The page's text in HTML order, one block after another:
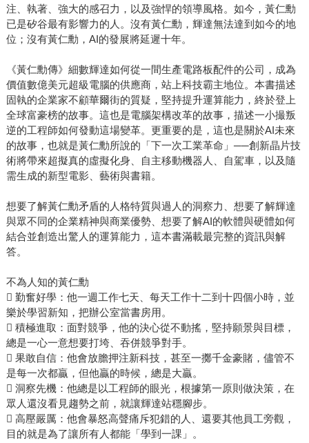
注、執著、強大的感召力，以及強悍的領導風格。如今，黃仁勳
已是矽谷最有影響力的人。沒有黃仁勳，輝達無法達到如今的地
位；沒有黃仁勳，AI的發展將延遲十年。
《黃仁勳傳》細數輝達如何從一間生產電路板配件的公司，成為
價值數億美元超級電腦的供應商，站上科技霸主地位。本書描述
固執的企業家不顧華爾街的質疑，堅持提升運算能力，終於登上
全球富豪榜的故事。這也是電腦架構改革的故事，描述一小撮叛
逆的工程師如何發動這場變革。更重要的是，這也是關於AI未來
的故事，也就是黃仁勳所說的「下一次工業革命」──創新晶片技
術將帶來超擬真的虛擬化身、自主移動機器人、自駕車，以及隨
需生成的新型電影、藝術與書籍。
想要了解黃仁勳矛盾的人格特質與過人的洞察力、想要了解輝達
與眾不同的企業精神與商業優勢、想要了解AI的軟體與硬體如何
結合並創造出驚人的運算能力，這本書滿載最完整的資訊與解
答。
不為人知的黃仁勳
 勤奮好學：他一週工作七天、每天工作十二到十四個小時，並
樂於學習新知，把辦公室當書房用。
 積極進取：面對競爭，他的決心從不動搖，堅持願景與目標，
總是一心一意想要打垮、吞併競爭對手。
 果敢自信：他會放膽押注新科技，甚至一擲千金豪賭，儘管不
是每一次都贏，但他贏的時候，總是大贏。
 洞察先機：他總是以工程師的眼光，根據第一原則做決策，在
眾人還沒看見趨勢之前，就讓輝達站穩腳步。
 高壓嚴厲：他會暴怒高聲痛斥犯錯的人、還要其他員工旁觀，
目的就是為了讓所有人都能「學到一課」。